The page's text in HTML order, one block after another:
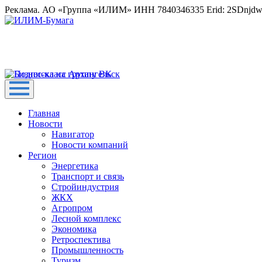
Реклама. АО «Группа «ИЛИМ» ИНН 7840346335 Erid:
Главная
Новости
Навигатор
Новости компаний
Регион
Энергетика
Транспорт и связь
Стройиндустрия
ЖКХ
Агропром
Лесной комплекс
Экономика
Ретроспектива
Промышленность